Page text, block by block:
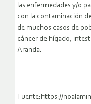
las enfermedades y/o
con la contaminación
de muchos casos de
cáncer de hígado,
Aranda.
Fuente:https://